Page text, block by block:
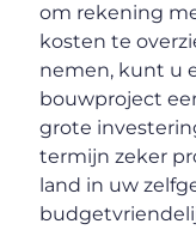
om rekening
kosten te
nemen, kunt u
bouwproject
grote
termijn zeker
land in uw